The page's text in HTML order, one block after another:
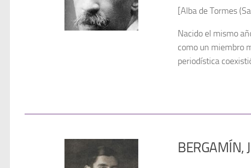
[Alba de Tormes
Nacido el mismo
como un miembro
periodística
BERGAMÍN,